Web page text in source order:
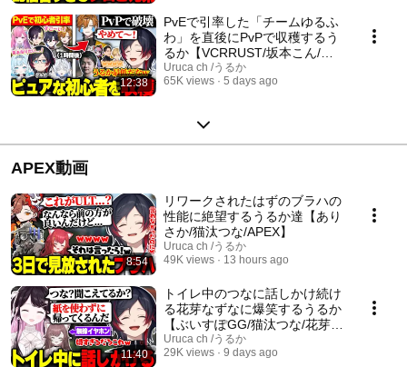
12:38
PvEで引率した「チームゆるふ
わ」を直後にPvPで収穫するう
るか【VCRRUST/坂本こん/時
羽しう/七乃羽すず/聖ルナティ
ア/たちばな/だいき
Uruca ch /うるか
65K views
5 days ago
APEX動画
8:54
リワークされたはずのブラハの
性能に絶望するうるか達【あり
さか/猫汰つな/APEX】
Uruca ch /うるか
49K views
13 hours ago
11:40
トイレ中のつなに話しかけ続け
る花芽なずなに爆笑するうるか
【ぶいすぽGG/猫汰つな/花芽な
ずな/うるか/APEX】
Uruca ch /うるか
29K views
9 days ago